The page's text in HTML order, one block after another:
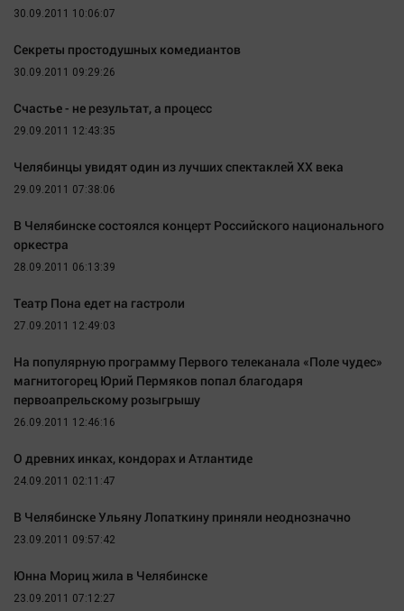
Мнения
Спорт
Технологии
Отраслевые темы
Hедвижимость
Автомобили
XX век: криминальные уроки
Банки
Медиаграмотность
Новости компаний
Прогулки по городу Ч
Спецпроект
Статистика
Челябинск космический
Другие рубрики
English version
30.09.2011 10:06:07
Секреты простодушных комедиантов
30.09.2011 09:29:26
Счастье - не результат, а процесс
29.09.2011 12:43:35
Челябинцы увидят один из лучших спектаклей XX века
29.09.2011 07:38:06
В Челябинске состоялся концерт Российского национального
оркестра
28.09.2011 06:13:39
Театр Пона едет на гастроли
27.09.2011 12:49:03
На популярную программу Первого телеканала «Поле чудес»
магнитогорец Юрий Пермяков попал благодаря
первоапрельскому розыгрышу
26.09.2011 12:46:16
О древних инках, кондорах и Атлантиде
24.09.2011 02:11:47
В Челябинске Ульяну Лопаткину приняли неоднозначно
23.09.2011 09:57:42
Юнна Мориц жила в Челябинске
23.09.2011 07:12:27